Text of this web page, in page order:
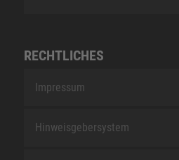
RECHTLICHES
Impressum
Hinweisgebersystem